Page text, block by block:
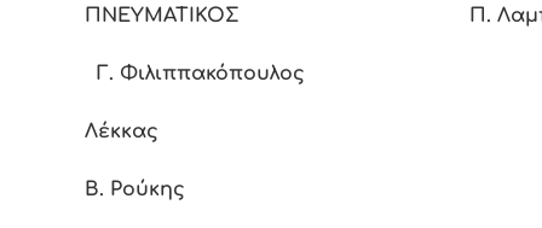
ΠΝΕΥΜΑΤΙΚΟΣ Π.
Γ. Φιλιππακόπουλος
Λέκκας
Β. Ρούκης